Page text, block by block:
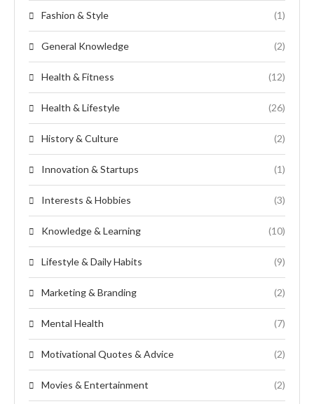
Fashion & Style (1)
General Knowledge (2)
Health & Fitness (12)
Health & Lifestyle (26)
History & Culture (2)
Innovation & Startups (1)
Interests & Hobbies (3)
Knowledge & Learning (10)
Lifestyle & Daily Habits (9)
Marketing & Branding (2)
Mental Health (7)
Motivational Quotes & Advice (2)
Movies & Entertainment (2)